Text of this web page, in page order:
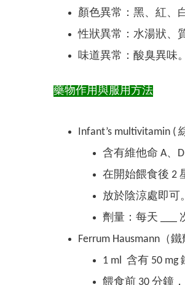
顏色異常：黑、紅、
性狀異常：水湯狀、
味道異常：酸臭異味。
藥物作用與服用方法
Infant’s multivitamin (
含有維他命 A、
在開始餵食後 2
放於陰涼處即可。
劑量：每天 ___
Ferrum Hausmann（鐵
1 ml 含有 50 mg
餵食前 30 分鐘